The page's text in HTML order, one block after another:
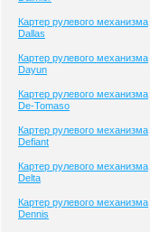
Картер рулевого механизма
Dallas
Картер рулевого механизма
Dayun
Картер рулевого механизма
De-Tomaso
Картер рулевого механизма
Defiant
Картер рулевого механизма
Delta
Картер рулевого механизма
Dennis